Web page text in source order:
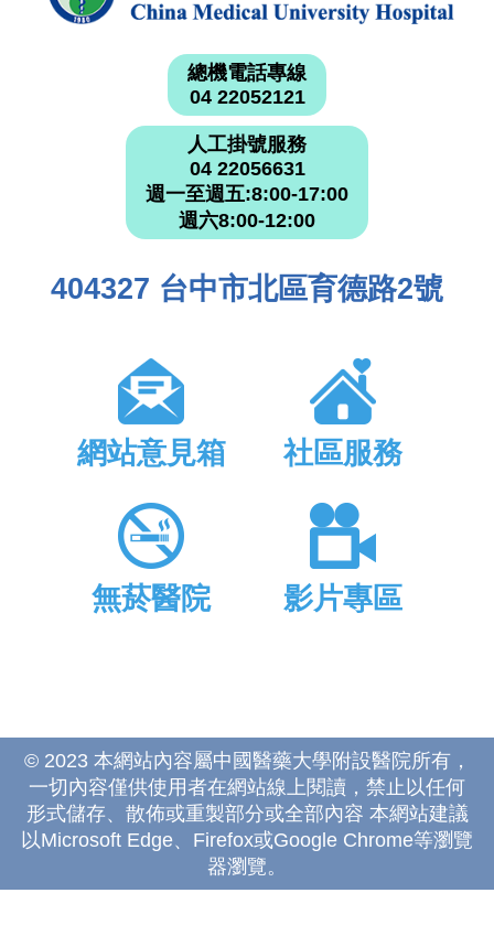
總機電話專線
04 22052121
人工掛號服務
04 22056631
週一至週五:8:00-17:00
週六8:00-12:00
404327 台中市北區育德路2號
網站意見箱 社區服務
無菸醫院 影片專區
© 2023 本網站內容屬中國醫藥大學附設醫院所有，
一切內容僅供使用者在網站線上閱讀，禁止以任何
形式儲存、散佈或重製部分或全部內容 本網站建議
以Microsoft Edge、Firefox或Google Chrome等瀏覽
器瀏覽。